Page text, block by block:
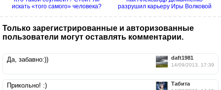
искать «того самого» человека?
разрушил карьеру Иры Волковой
Только зарегистрированные и авторизованные
пользователи могут оставлять комментарии.
daft1981
14/09/2013, 17:39
Да, забавно:))
Табита
Прикольно! :)